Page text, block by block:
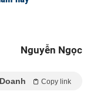
Nguyễn Ngọc
Copy link